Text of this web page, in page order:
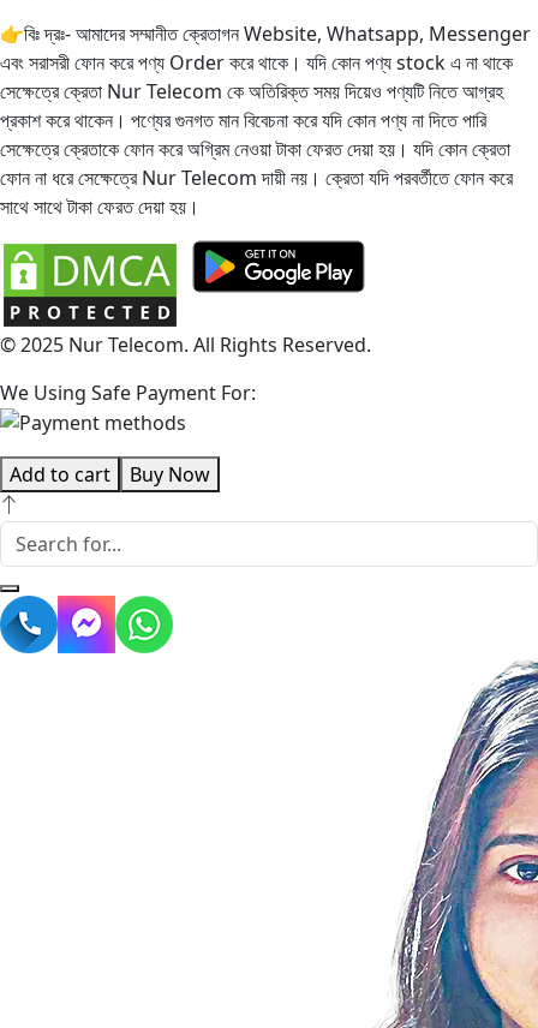
👉বিঃ দ্রঃ- আমাদের সম্মানীত ক্রেতাগন Website, Whatsapp, Messenger
এবং সরাসরী ফোন করে পণ্য Order করে থাকে। যদি কোন পণ্য stock এ না থাকে
সেক্ষেত্রে ক্রেতা Nur Telecom কে অতিরিক্ত সময় দিয়েও পণ্যটি নিতে আগ্রহ
প্রকাশ করে থাকেন। পণ্যের গুনগত মান বিবেচনা করে যদি কোন পণ্য না দিতে পারি
সেক্ষেত্রে ক্রেতাকে ফোন করে অগ্রিম নেওয়া টাকা ফেরত দেয়া হয়। যদি কোন ক্রেতা
ফোন না ধরে সেক্ষেত্রে Nur Telecom দায়ী নয়। ক্রেতা যদি পরবর্তীতে ফোন করে
সাথে সাথে টাকা ফেরত দেয়া হয়।
© 2025 Nur Telecom. All Rights Reserved.
We Using Safe Payment For:
Add to cart Buy Now